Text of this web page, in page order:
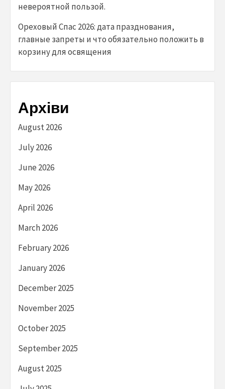
невероятной пользой.
Ореховый Спас 2026: дата празднования,
главные запреты и что обязательно положить в
корзину для освящения
Архіви
August 2026
July 2026
June 2026
May 2026
April 2026
March 2026
February 2026
January 2026
December 2025
November 2025
October 2025
September 2025
August 2025